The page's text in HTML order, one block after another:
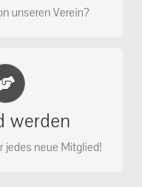
unseren Verein?
werden
jedes neue Mitglied!
werden
Verein als
WERDEN